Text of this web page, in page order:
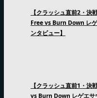
【クラッシュ直前2・
Free vs Burn Down レ
ンタビュー】
【クラッシュ直前1・
vs Burn Down レゲエサ